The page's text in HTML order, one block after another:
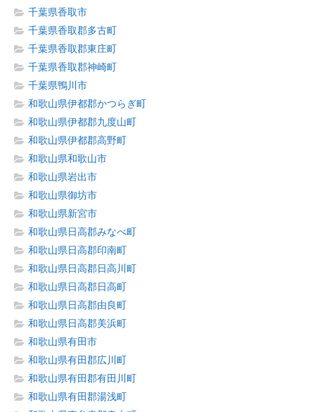
千葉県香取市
千葉県香取郡多古町
千葉県香取郡東庄町
千葉県香取郡神崎町
千葉県鴨川市
和歌山県伊都郡かつらぎ町
和歌山県伊都郡九度山町
和歌山県伊都郡高野町
和歌山県和歌山市
和歌山県岩出市
和歌山県御坊市
和歌山県新宮市
和歌山県日高郡みなべ町
和歌山県日高郡印南町
和歌山県日高郡日高川町
和歌山県日高郡日高町
和歌山県日高郡由良町
和歌山県日高郡美浜町
和歌山県有田市
和歌山県有田郡広川町
和歌山県有田郡有田川町
和歌山県有田郡湯浅町